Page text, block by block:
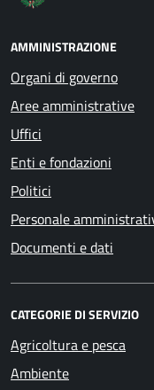
AMMINISTRAZIONE
Organi di governo
Aree amministrative
Uffici
Enti e fondazioni
Politici
Personale
Documenti e dati
CATEGORIE DI SERVIZIO
Agricoltura e pesca
Ambiente